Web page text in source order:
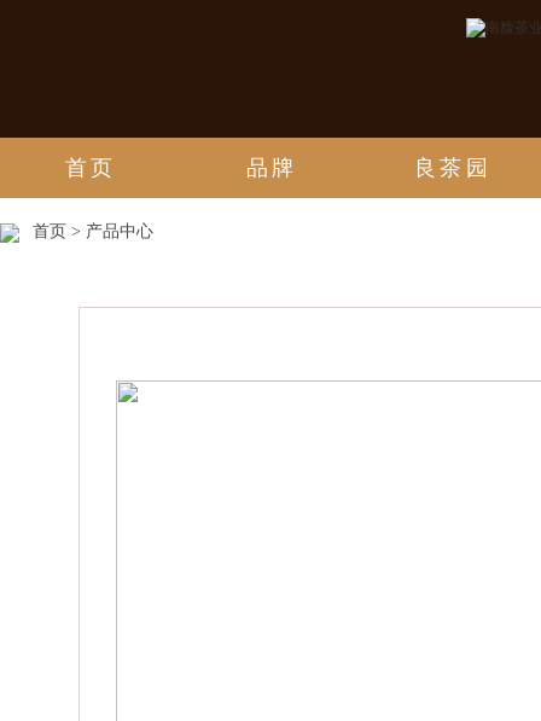
首页 品牌 良茶园
首页 > 产品中心